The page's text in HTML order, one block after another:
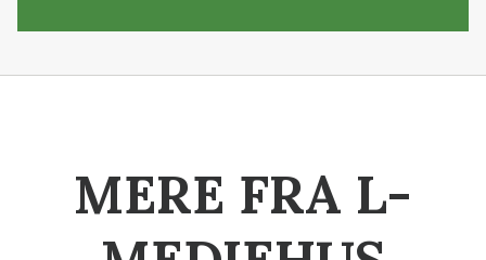
MERE FRA L-